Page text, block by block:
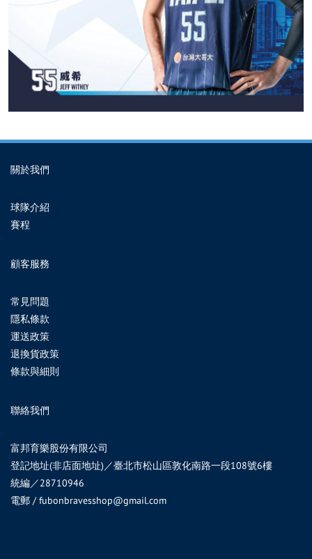
關於我們
球隊介紹
賽程
顧客服務
常見問題
隱私條款
運送政策
退換貨政策
條款與細則
聯絡我們
富邦育樂股份有限公司
登記地址(非店面地址)／臺北市松山區敦化南路一段108號6樓
統編／28710946
電郵 / fubonbravesshop@gmail.com